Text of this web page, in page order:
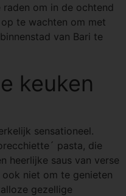
om in de ochtend
te wachten om met
van Bari te
keuken
sensationeel.
pasta, die
heerlijke saus van verse
niet om te genieten
gezellige